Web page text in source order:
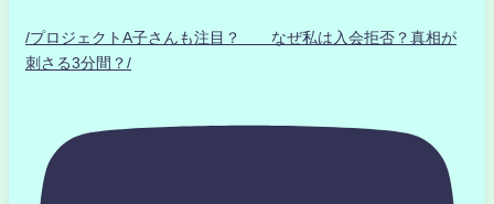
/プロジェクトA子さんも注目？ なぜ私は入会拒否？真相が
刺さる3分間？/